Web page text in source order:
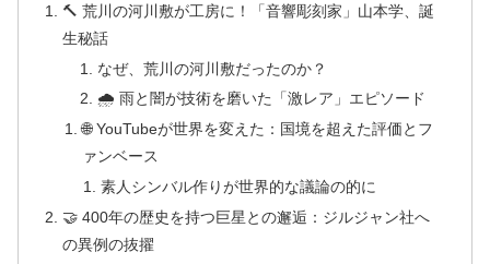
🔨 荒川の河川敷が工房に！「音響彫刻家」山本学、誕
生秘話
なぜ、荒川の河川敷だったのか？
🌧️ 雨と闇が技術を磨いた「激レア」エピソード
🌐 YouTubeが世界を変えた：国境を超えた評価とフ
ァンベース
素人シンバル作りが世界的な議論の的に
🤝 400年の歴史を持つ巨星との邂逅：ジルジャン社へ
の異例の抜擢